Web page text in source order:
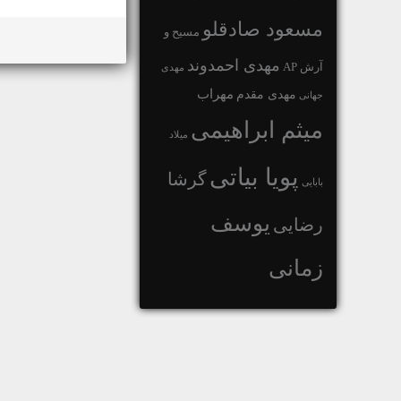
مسعود صادقلو مسیح و
آرش AP مهدی احمدوند مهدی
جهانی مهدی مقدم مهراب
میثم ابراهیمی میلاد
بابایی پویا بیاتیگرشا
رضایی یوسف
زمانی